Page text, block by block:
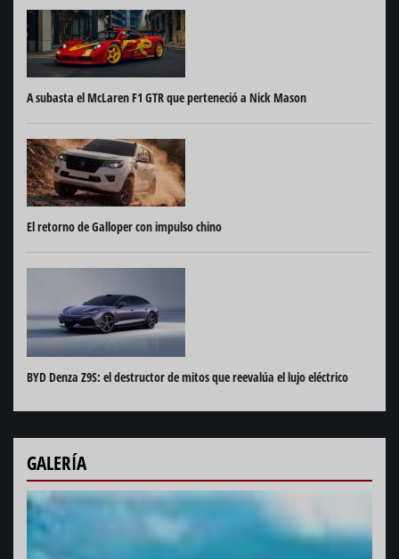
A subasta el McLaren F1 GTR que perteneció a Nick Mason
El retorno de Galloper con impulso chino
BYD Denza Z9S: el destructor de mitos que reevalúa el lujo eléctrico
GALERÍA